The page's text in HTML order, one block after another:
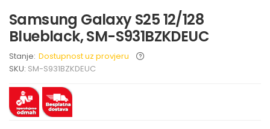
Samsung Galaxy S25 12/128
Blueblack, SM-S931BZKDEUC
Stanje: Dostupnost uz provjeru
SKU: SM-S931BZKDEUC